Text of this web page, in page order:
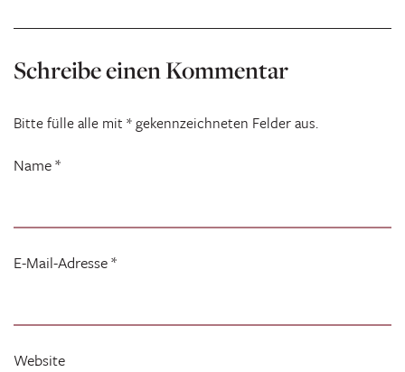
Schreibe einen Kommentar
Bitte fülle alle mit * gekennzeichneten Felder aus.
Name*
E-Mail-Adresse*
Website